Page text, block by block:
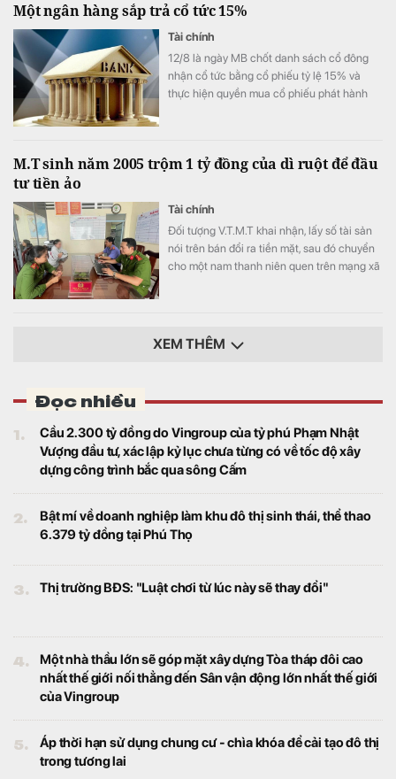
Một ngân hàng sắp trả cổ tức 15%
Tài chính
12/8 là ngày MB chốt danh sách cổ đông
nhận cổ tức bằng cổ phiếu tỷ lệ 15% và
thực hiện quyền mua cổ phiếu phát hành
M.T sinh năm 2005 trộm 1 tỷ đồng của dì ruột để đầu
tư tiền ảo
Tài chính
Đối tượng V.T.M.T khai nhận, lấy số tài sản
nói trên bán đổi ra tiền mặt, sau đó chuyển
cho một nam thanh niên quen trên mạng xã
XEM THÊM
Đọc nhiều
1.
Cầu 2.300 tỷ đồng do Vingroup của tỷ phú Phạm Nhật
Vượng đầu tư, xác lập kỷ lục chưa từng có về tốc độ xây
dựng công trình bắc qua sông Cấm
2.
Bật mí về doanh nghiệp làm khu đô thị sinh thái, thể thao
6.379 tỷ đồng tại Phú Thọ
3. Thị trường BĐS: "Luật chơi từ lúc này sẽ thay đổi"
4.
Một nhà thầu lớn sẽ góp mặt xây dựng Tòa tháp đôi cao
nhất thế giới nối thẳng đến Sân vận động lớn nhất thế giới
của Vingroup
5.
Áp thời hạn sử dụng chung cư - chìa khóa để cải tạo đô thị
trong tương lai